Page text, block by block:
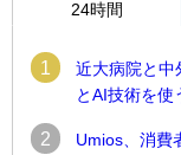
24時間
1
近大病院と中
とAI技術を使
2
Umios、消費